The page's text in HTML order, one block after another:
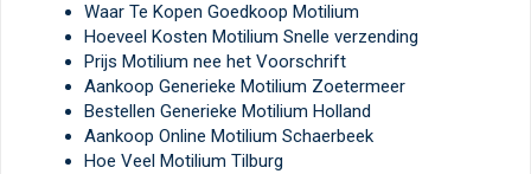
Waar Te Kopen Goedkoop Motilium
Hoeveel Kosten Motilium Snelle verzending
Prijs Motilium nee het Voorschrift
Aankoop Generieke Motilium Zoetermeer
Bestellen Generieke Motilium Holland
Aankoop Online Motilium Schaerbeek
Hoe Veel Motilium Tilburg